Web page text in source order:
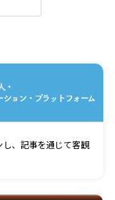
、記事を通じて客観